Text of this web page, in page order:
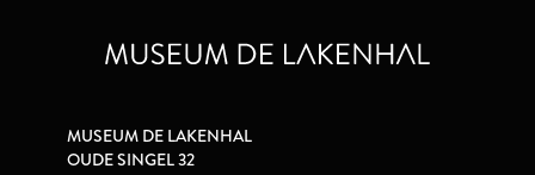
MUSEUM DE LAKENHAL
OUDE SINGEL 32